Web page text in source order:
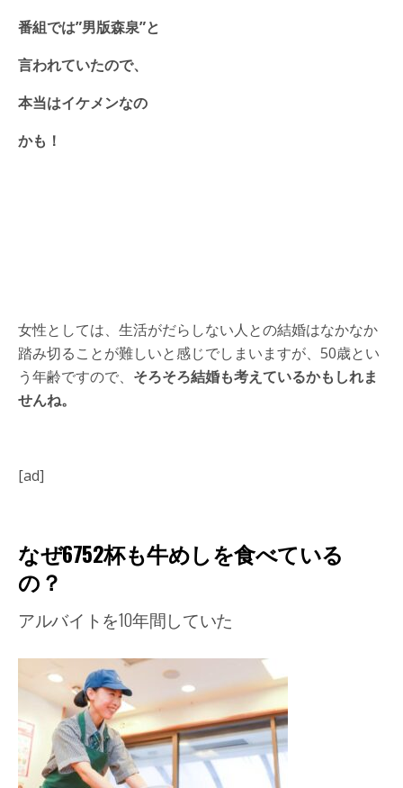
番組では”男版森泉”と
言われていたので、
本当はイケメンなの
かも！
女性としては、生活がだらしない人との結婚はなかなか
踏み切ることが難しいと感じでしまいますが、50歳とい
う年齢ですので、 そろそろ結婚も考えているかもしれま
せんね。
[ad]
なぜ6752杯も牛めしを食べている
の？
アルバイトを10年間していた